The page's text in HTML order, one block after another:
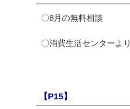
〇8月の無料相談
〇消費生活センターより
【P15】